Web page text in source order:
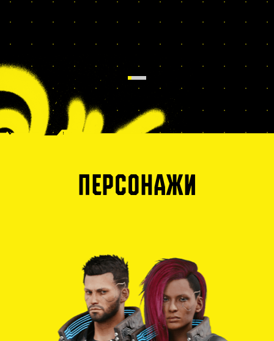
ПЕРСОНАЖИ